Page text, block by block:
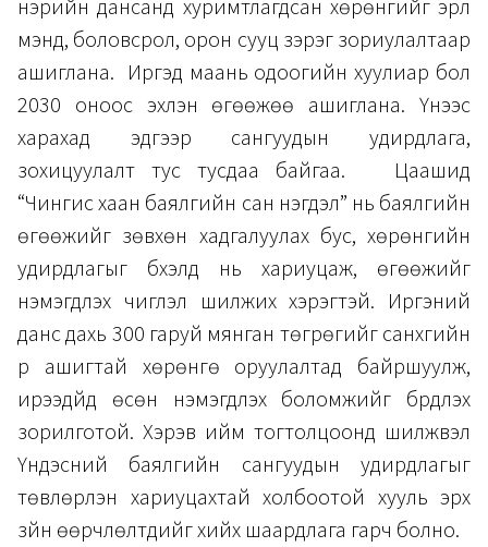
нэрийн дансанд хуримтлагдсан хөрөнгийг эрүүл
мэнд, боловсрол, орон сууц зэрэг зориулалтаар
ашиглана. Иргэд маань одоогийн хуулиар бол
2030 оноос эхлэн өгөөжөө ашиглана. Үүнээс
харахад эдгээр сангуудын удирдлага,
зохицуулалт тус тусдаа байгаа. Цаашид
“Чингис хаан баялгийн сан нэгдэл” нь баялгийн
өгөөжийг зөвхөн хадгалуулах бус, хөрөнгийн
удирдлагыг бүхэлд нь хариуцаж, өгөөжийг
нэмэгдүүлэх чиглэл шилжих хэрэгтэй. Иргэний
данс дахь 300 гаруй мянган төгрөгийг санхүүгийн
үр ашигтай хөрөнгө оруулалтад байршуулж,
ирээдүйд өсөн нэмэгдүүлэх боломжийг бүрдүүлэх
зорилготой. Хэрэв ийм тогтолцоонд шилжвэл
Үндэсний баялгийн сангуудын удирдлагыг
төвлөрүүлэн хариуцахтай холбоотой хууль эрх
зүйн өөрчлөлтүүдийг хийх шаардлага гарч болно.